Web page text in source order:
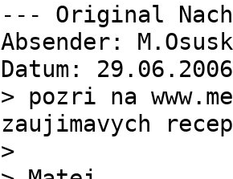
--- Original
Absender:
Datum:
> pozri na
zaujimavych
>